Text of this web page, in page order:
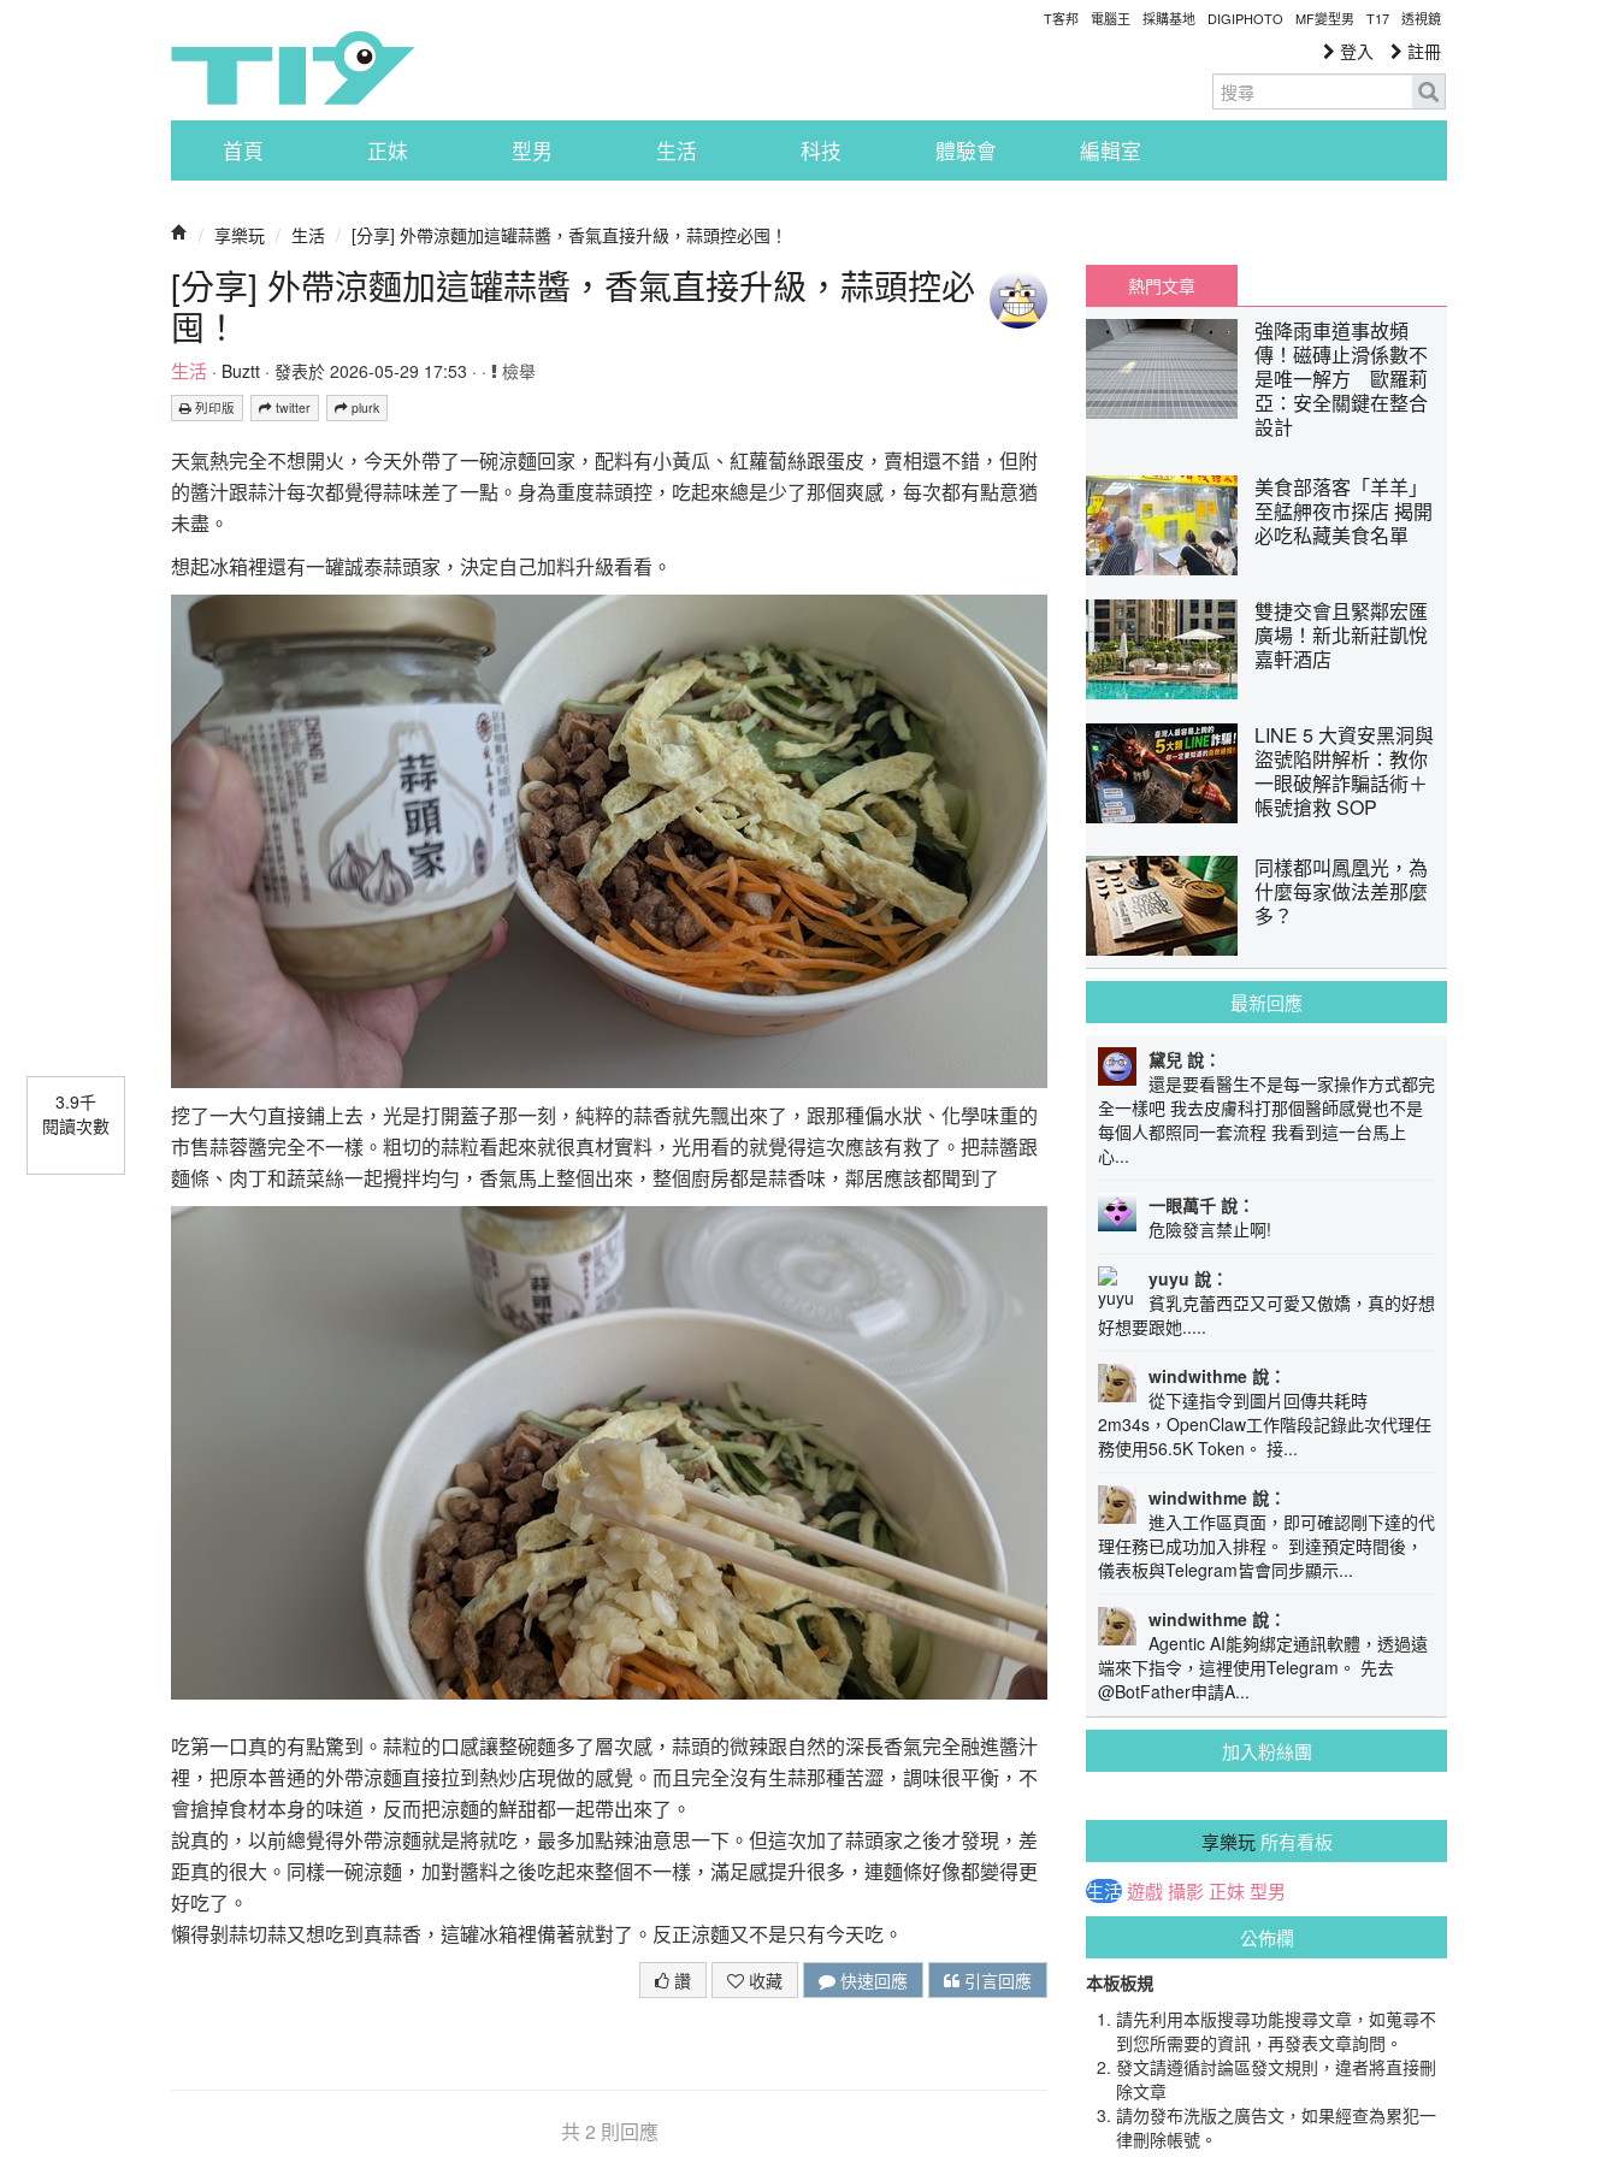
T客邦 電腦王 採購基地 DIGIPHOTO MF變型男 T17 透視鏡
登入 註冊
首頁 正妹 型男 生活 科技 體驗會 編輯室
/ 享樂玩 / 生活 / [分享] 外帶涼麵加這罐蒜醬，香氣直接升級，蒜頭控必囤！
[分享] 外帶涼麵加這罐蒜醬，香氣直接升級，蒜頭控必
囤！
生活 · Buztt · 發表於 2026-05-29 17:53 · · 檢舉
列印版 twitter plurk
3.9千
閱讀次數
天氣熱完全不想開火，今天外帶了一碗涼麵回家，配料有小黃瓜、紅蘿蔔絲跟蛋皮，賣相還不錯，但附
的醬汁跟蒜汁每次都覺得蒜味差了一點。身為重度蒜頭控，吃起來總是少了那個爽感，每次都有點意猶
未盡。
想起冰箱裡還有一罐誠泰蒜頭家，決定自己加料升級看看。
挖了一大勺直接鋪上去，光是打開蓋子那一刻，純粹的蒜香就先飄出來了，跟那種偏水狀、化學味重的
市售蒜蓉醬完全不一樣。粗切的蒜粒看起來就很真材實料，光用看的就覺得這次應該有救了。把蒜醬跟
麵條、肉丁和蔬菜絲一起攪拌均勻，香氣馬上整個出來，整個廚房都是蒜香味，鄰居應該都聞到了
吃第一口真的有點驚到。蒜粒的口感讓整碗麵多了層次感，蒜頭的微辣跟自然的深長香氣完全融進醬汁
裡，把原本普通的外帶涼麵直接拉到熱炒店現做的感覺。而且完全沒有生蒜那種苦澀，調味很平衡，不
會搶掉食材本身的味道，反而把涼麵的鮮甜都一起帶出來了。
說真的，以前總覺得外帶涼麵就是將就吃，最多加點辣油意思一下。但這次加了蒜頭家之後才發現，差
距真的很大。同樣一碗涼麵，加對醬料之後吃起來整個不一樣，滿足感提升很多，連麵條好像都變得更
好吃了。
懶得剝蒜切蒜又想吃到真蒜香，這罐冰箱裡備著就對了。反正涼麵又不是只有今天吃。
讚 收藏 快速回應 引言回應
共 2 則回應
熱門文章
強降雨車道事故頻
傳！磁磚止滑係數不
是唯一解方 歐羅莉
亞：安全關鍵在整合
設計
美食部落客「羊羊」
至艋舺夜市探店 揭開
必吃私藏美食名單
雙捷交會且緊鄰宏匯
廣場！新北新莊凱悅
嘉軒酒店
LINE 5 大資安黑洞與
盜號陷阱解析：教你
一眼破解詐騙話術＋
帳號搶救 SOP
同樣都叫鳳凰光，為
什麼每家做法差那麼
多？
最新回應
黛兒 說：
還是要看醫生不是每一家操作方式都完
全一樣吧 我去皮膚科打那個醫師感覺也不是
每個人都照同一套流程 我看到這一台馬上
心...
一眼萬千 說：
危險發言禁止啊!
yuyu 說：
貧乳克蕾西亞又可愛又傲嬌，真的好想
好想要跟她.....
windwithme 說：
從下達指令到圖片回傳共耗時
2m34s，OpenClaw工作階段記錄此次代理任
務使用56.5K Token。 接...
windwithme 說：
進入工作區頁面，即可確認剛下達的代
理任務已成功加入排程。 到達預定時間後，
儀表板與Telegram皆會同步顯示...
windwithme 說：
Agentic AI能夠綁定通訊軟體，透過遠
端來下指令，這裡使用Telegram。 先去
@BotFather申請A...
加入粉絲團
享樂玩所有看板
生活遊戲攝影 正妹 型男
公佈欄
本板板規
請先利用本版搜尋功能搜尋文章，如蒐尋不
到您所需要的資訊，再發表文章詢問。
發文請遵循討論區發文規則，違者將直接刪
除文章
請勿發布洗版之廣告文，如果經查為累犯一
律刪除帳號。